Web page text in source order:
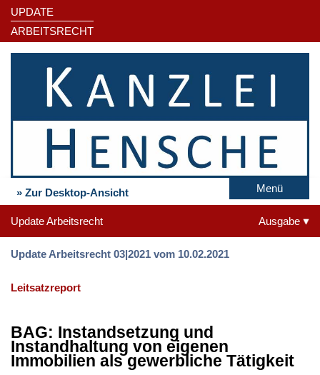
UPDATE
ARBEITSRECHT
» Zur Desktop-Ansicht Menü
Update Arbeitsrecht Ausgabe
Update Arbeitsrecht 03|2021 vom 10.02.2021
Leitsatzreport
BAG: Instandsetzung und
Instandhaltung von eigenen
Immobilien als gewerbliche Tätigkeit